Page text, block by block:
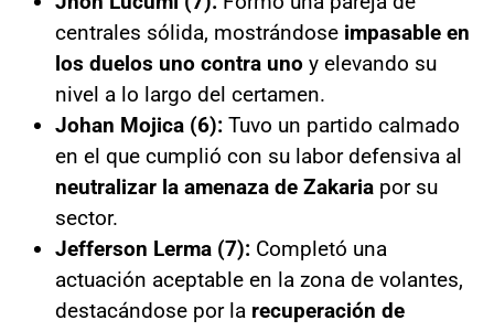
centrales sólida, mostrándose impasable en
los duelos uno contra uno y elevando su
nivel a lo largo del certamen.
Johan Mojica (6): Tuvo un partido calmado
en el que cumplió con su labor defensiva al
neutralizar la amenaza de Zakaria por su
sector.
Jefferson Lerma (7): Completó una
actuación aceptable en la zona de volantes,
destacándose por la recuperación de